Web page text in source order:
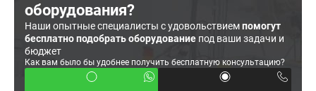
оборудования?
Наши опытные специалисты с удовольствиемпомогут
бесплатно подобрать оборудование под ваши задачи и
бюджет
Как вам было бы удобнее получить бесплатную консультацию?